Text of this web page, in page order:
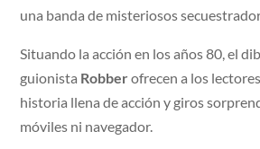
una banda de misteriosos
Situando la acción en los años 80, el
guionista Robberofrecen a los
historia llena de acción y giros
móviles ni navegador.